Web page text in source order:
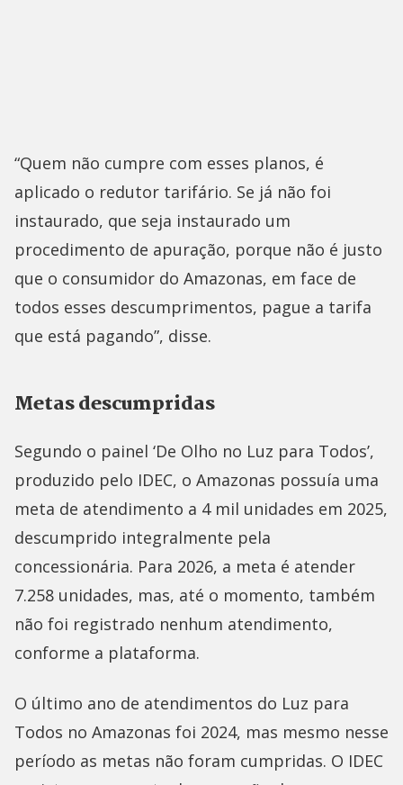
“Quem não cumpre com esses planos, é
aplicado o redutor tarifário. Se já não foi
instaurado, que seja instaurado um
procedimento de apuração, porque não é justo
que o consumidor do Amazonas, em face de
todos esses descumprimentos, pague a tarifa
que está pagando”, disse.
Metas descumpridas
Segundo o painel ‘De Olho no Luz para Todos’,
produzido pelo IDEC, o Amazonas possuía uma
meta de atendimento a 4 mil unidades em 2025,
descumprido integralmente pela
concessionária. Para 2026, a meta é atender
7.258 unidades, mas, até o momento, também
não foi registrado nenhum atendimento,
conforme a plataforma.
O último ano de atendimentos do Luz para
Todos no Amazonas foi 2024, mas mesmo nesse
período as metas não foram cumpridas. O IDEC